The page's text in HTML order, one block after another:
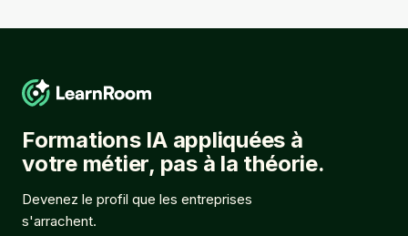
Formations IA appliquées à
votre métier, pas à la théorie.
Devenez le profil que les entreprises
s'arrachent.